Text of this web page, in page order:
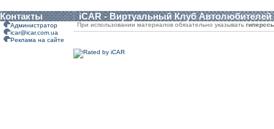
Контакты iCAR - Виртуальный Клуб Автолюбителей
Администратор
icar@icar.com.ua
Реклама на сайте
При использовании материалов обязательно указывать